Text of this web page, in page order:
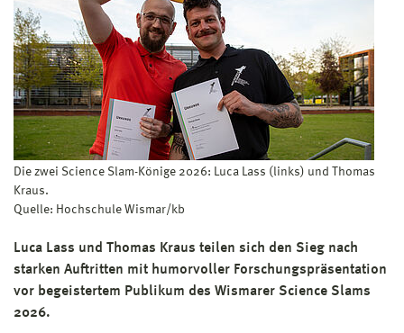
Die zwei Science Slam-Könige 2026: Luca Lass (links) und Thomas
Kraus.
Quelle: Hochschule Wismar/kb
Luca Lass und Thomas Kraus teilen sich den Sieg nach
starken Auftritten mit humorvoller Forschungspräsentation
vor begeistertem Publikum des Wismarer Science Slams
2026.